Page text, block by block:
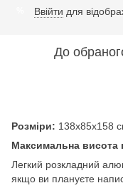
Ввійти для
До
Розміри: 138х85х158
Максимальна висота
Легкий розкладний
якщо ви плануєте